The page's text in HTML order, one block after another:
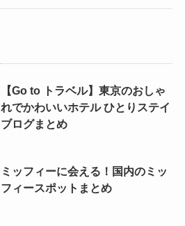
【Go to トラベル】東京のおしゃ
れでかわいいホテル ひとりステイ
ブログまとめ
ミッフィーに会える！国内のミッ
フィースポットまとめ